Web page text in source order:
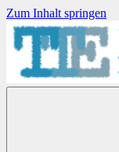
Zum Inhalt springen